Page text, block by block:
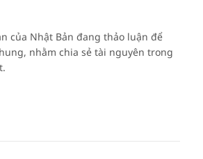
của Nhật Bản đang thảo luận để
nhằm chia sẻ tài nguyên trong